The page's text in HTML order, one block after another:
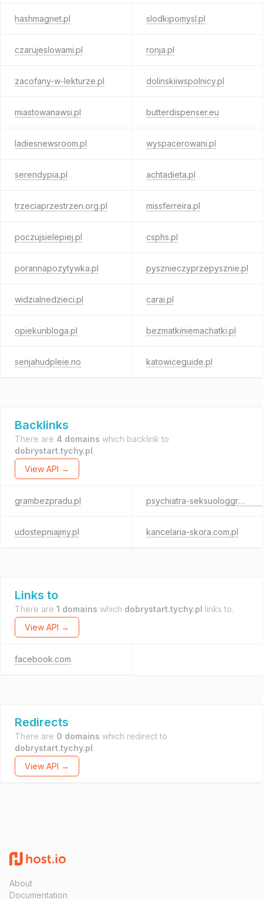
hashmagnet.pl slodkipomysl.pl
czarujeslowami.pl ronja.pl
zacofany-w-lekturze.pl dolinskiiwspolnicy.pl
miastowanawsi.pl butterdispenser.eu
ladiesnewsroom.pl wyspacerowani.pl
serendypia.pl achtadieta.pl
trzeciaprzestrzen.org.pl missferreira.pl
poczujsielepiej.pl csphs.pl
porannapozytywka.pl pysznieczyprzepysznie.pl
widzialnedzieci.pl carai.pl
opiekunbloga.pl bezmatkiniemachatki.pl
senjahudpleie.no katowiceguide.pl
Backlinks
There are 4 domains which backlink to
dobrystart.tychy.pl.
View API →
grambezpradu.pl psychiatra-seksuologgrudziadz.pl
udostepniajmy.pl kancelaria-skora.com.pl
Links to
There are 1 domains which dobrystart.tychy.pl links to.
View API →
facebook.com
Redirects
There are 0 domains which redirect to
dobrystart.tychy.pl.
View API →
About
Documentation